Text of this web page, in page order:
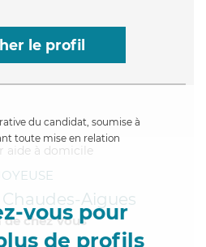
le profil
du candidat, soumise à
toute mise en relation
vous pour
de profils
Chaudes-Aigues
de chez Vous